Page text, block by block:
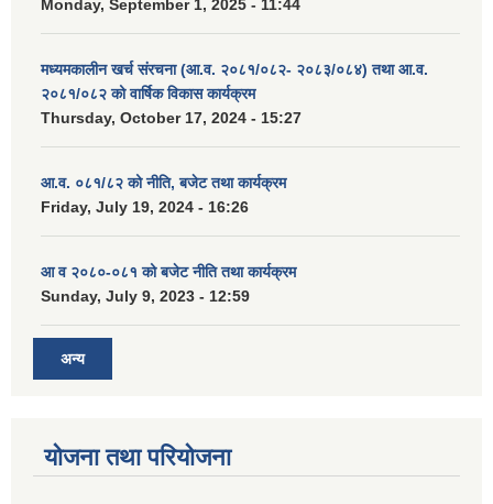
Monday, September 1, 2025 - 11:44
मध्यमकालीन खर्च संरचना (आ.व. २०८१/०८२- २०८३/०८४) तथा आ.व.
२०८१/०८२ को वार्षिक विकास कार्यक्रम
Thursday, October 17, 2024 - 15:27
आ.व. ०८१/८२ को नीति, बजेट तथा कार्यक्रम
Friday, July 19, 2024 - 16:26
आ व २०८०-०८१ को बजेट नीति तथा कार्यक्रम
Sunday, July 9, 2023 - 12:59
अन्य
योजना तथा परियोजना